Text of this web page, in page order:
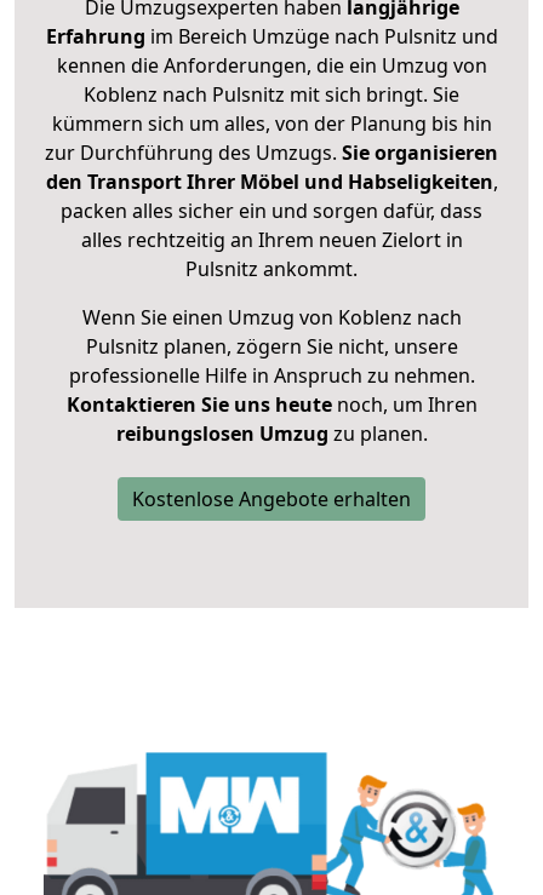
Die Umzugsexperten haben langjährige
Erfahrung im Bereich Umzüge nach Pulsnitz und
kennen die Anforderungen, die ein Umzug von
Koblenz nach Pulsnitz mit sich bringt. Sie
kümmern sich um alles, von der Planung bis hin
zur Durchführung des Umzugs. Sie organisieren
den Transport Ihrer Möbel und Habseligkeiten,
packen alles sicher ein und sorgen dafür, dass
alles rechtzeitig an Ihrem neuen Zielort in
Pulsnitz ankommt.
Wenn Sie einen Umzug von Koblenz nach
Pulsnitz planen, zögern Sie nicht, unsere
professionelle Hilfe in Anspruch zu nehmen.
Kontaktieren Sie uns heutenoch, um Ihren
reibungslosen Umzug zu planen.
Kostenlose Angebote erhalten